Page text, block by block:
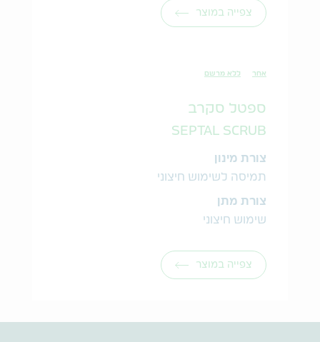
צפייה במוצר
אחר ללא מרשם
ספטל סקרב
SEPTAL SCRUB
צורת מינון
תמיסה לשימוש חיצוני
צורת מתן
שימוש חיצוני
צפייה במוצר